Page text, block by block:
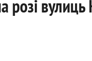
розі